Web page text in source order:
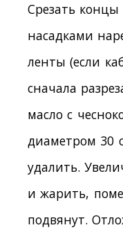
Срезать
насадками
ленты (если
сначала
масло с
диаметром 30
удалить.
и жарить,
подвянут.